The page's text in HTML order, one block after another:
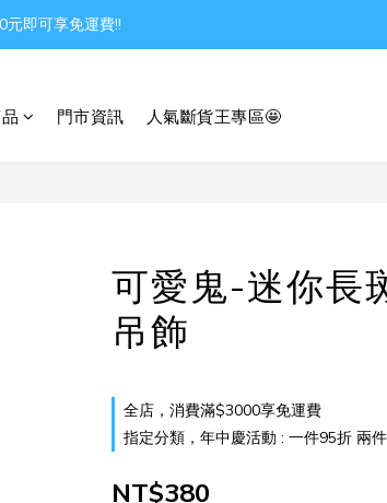
joys in the world
元即可享免運費!!
門市資訊 人氣斷貨王專區🤩
可愛鬼-迷你長
吊飾
全店，消費滿$3000享免運費
指定分類，年中慶活動 : 一件95折 兩
NT$380